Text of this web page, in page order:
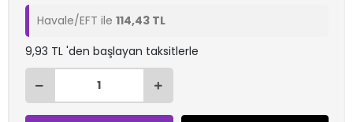
Havale/EFT ile 114,43 TL
9,93 TL 'den başlayan taksitlerle